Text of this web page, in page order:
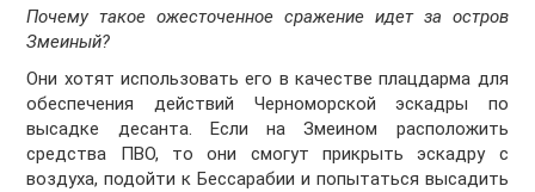
Почему такое ожесточенное сражение идет за остров
Змеиный?
Они хотят использовать его в качестве плацдарма для
обеспечения действий Черноморской эскадры по
высадке десанта. Если на Змеином расположить
средства ПВО, то они смогут прикрыть эскадру с
воздуха, подойти к Бессарабии и попытаться высадить